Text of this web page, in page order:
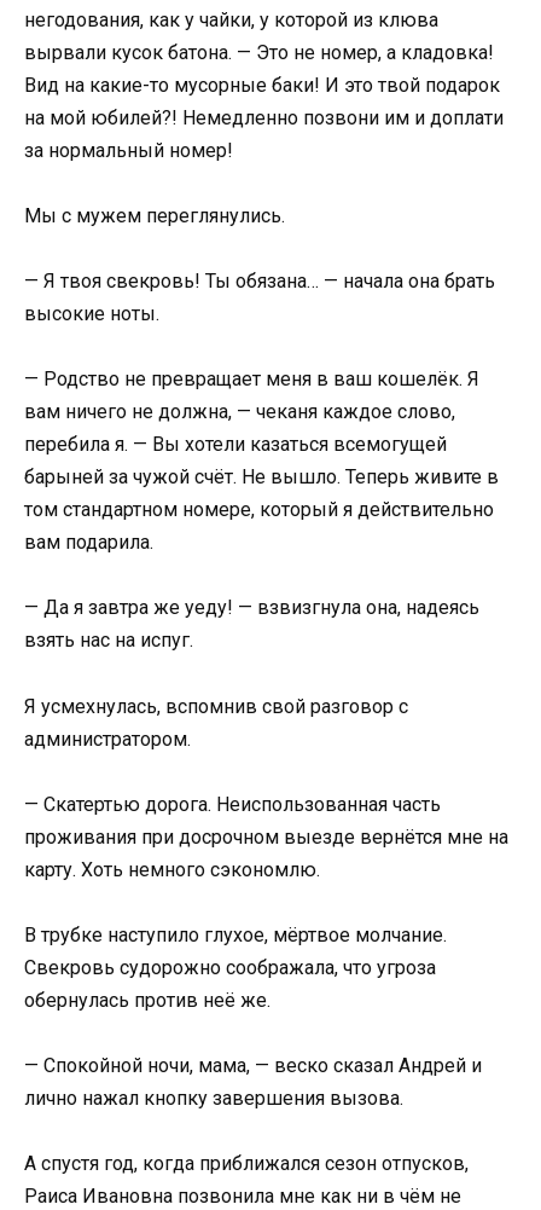
негодования, как у чайки, у которой из клюва
вырвали кусок батона. — Это не номер, а кладовка!
Вид на какие-то мусорные баки! И это твой подарок
на мой юбилей?! Немедленно позвони им и доплати
за нормальный номер!
Мы с мужем переглянулись.
— Я твоя свекровь! Ты обязана… — начала она брать
высокие ноты.
— Родство не превращает меня в ваш кошелёк. Я
вам ничего не должна, — чеканя каждое слово,
перебила я. — Вы хотели казаться всемогущей
барыней за чужой счёт. Не вышло. Теперь живите в
том стандартном номере, который я действительно
вам подарила.
— Да я завтра же уеду! — взвизгнула она, надеясь
взять нас на испуг.
Я усмехнулась, вспомнив свой разговор с
администратором.
— Скатертью дорога. Неиспользованная часть
проживания при досрочном выезде вернётся мне на
карту. Хоть немного сэкономлю.
В трубке наступило глухое, мёртвое молчание.
Свекровь судорожно соображала, что угроза
обернулась против неё же.
— Спокойной ночи, мама, — веско сказал Андрей и
лично нажал кнопку завершения вызова.
А спустя год, когда приближался сезон отпусков,
Раиса Ивановна позвонила мне как ни в чём не